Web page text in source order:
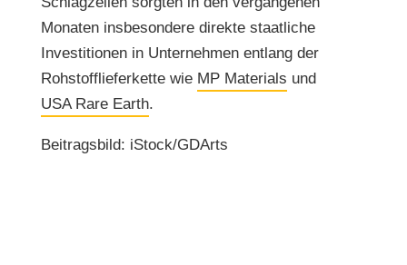
Monaten insbesondere direkte staatliche
Investitionen in Unternehmen entlang der
Rohstofflieferkette wie MP Materials und
USA Rare Earth.
Beitragsbild: iStock/GDArts